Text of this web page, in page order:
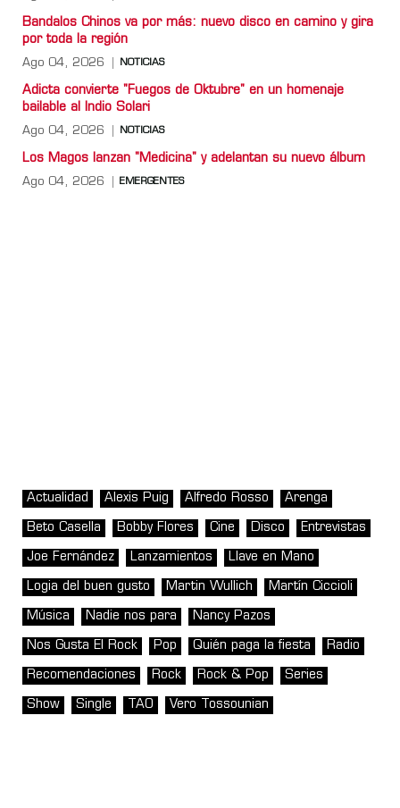
Bandalos Chinos va por más: nuevo disco en camino y gira
por toda la región
Ago 04, 2026 NOTICIAS
Adicta convierte "Fuegos de Oktubre" en un homenaje
bailable al Indio Solari
Ago 04, 2026 NOTICIAS
Los Magos lanzan "Medicina" y adelantan su nuevo álbum
Ago 04, 2026 EMERGENTES
Actualidad Alexis Puig Alfredo Rosso Arenga
Beto Casella Bobby Flores Cine Disco Entrevistas
Joe Fernández Lanzamientos Llave en Mano
Logia del buen gusto Martin Wullich Martín Ciccioli
Música Nadie nos para Nancy Pazos
Nos Gusta El Rock Pop Quién paga la fiesta Radio
Recomendaciones Rock Rock & Pop Series
Show Single TAO Vero Tossounian